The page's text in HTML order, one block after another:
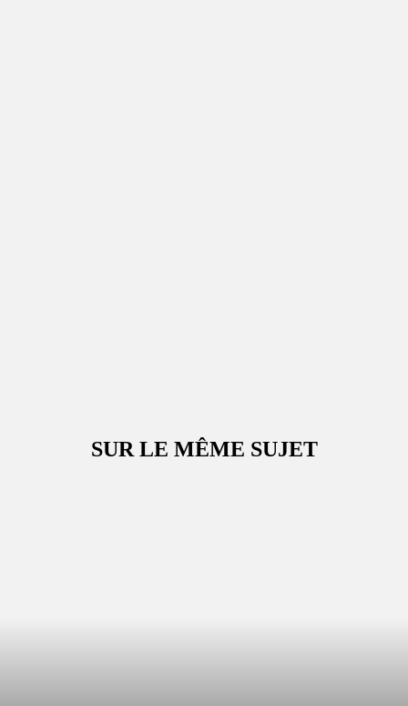
SUR LE MÊME SUJET